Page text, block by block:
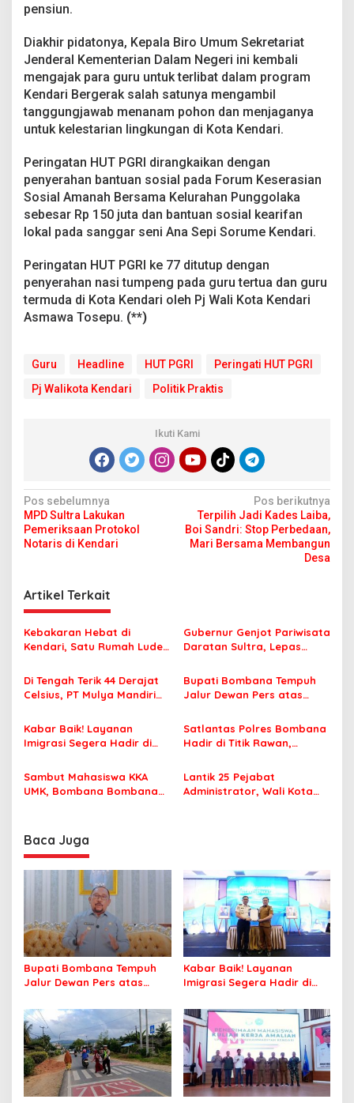
pensiun.
Diakhir pidatonya, Kepala Biro Umum Sekretariat
Jenderal Kementerian Dalam Negeri ini kembali
mengajak para guru untuk terlibat dalam program
Kendari Bergerak salah satunya mengambil
tanggungjawab menanam pohon dan menjaganya
untuk kelestarian lingkungan di Kota Kendari.
Peringatan HUT PGRI dirangkaikan dengan
penyerahan bantuan sosial pada Forum Keserasian
Sosial Amanah Bersama Kelurahan Punggolaka
sebesar Rp 150 juta dan bantuan sosial kearifan
lokal pada sanggar seni Ana Sepi Sorume Kendari.
Peringatan HUT PGRI ke 77 ditutup dengan
penyerahan nasi tumpeng pada guru tertua dan guru
termuda di Kota Kendari oleh Pj Wali Kota Kendari
Asmawa Tosepu. (**)
Guru Headline HUT PGRI
Peringati HUT PGRI
Pj Walikota Kendari
Politik Praktis
Ikuti Kami
N
a
v
g
a
s
i
p
o
s
Pos sebelumnya
MPD Sultra Lakukan
Pemeriksaan Protokol
Notaris di Kendari
Pos berikutnya
Terpilih Jadi Kades Laiba,
Boi Sandri: Stop Perbedaan,
Mari Bersama Membangun
Desa
Artikel Terkait
Kebakaran Hebat di
Kendari, Satu Rumah Ludes
Gubernur Genjot Pariwisata
Daratan Sultra, Lepas
Tiga Kabupaten Unggulan
Di Tengah Terik 44 Derajat
Celsius, PT Mulya Mandiri
Jamaah Tetap Sehat dan
Nyaman Beribadah
Bupati Bombana Tempuh
Jalur Dewan Pers atas
Korupsi Jembatan Cirauci II
Kabar Baik! Layanan
Imigrasi Segera Hadir di
Perlu Lagi ke Kendari
Satlantas Polres Bombana
Hadir di Titik Rawan,
Sekolah dengan Aman
Sambut Mahasiswa KKA
UMK, Bombana Bombana
Lantik 25 Pejabat
Administrator, Wali Kota
Baca Juga
Bupati Bombana Tempuh
Jalur Dewan Pers atas
Korupsi Jembatan Cirauci II
Kabar Baik! Layanan
Imigrasi Segera Hadir di
Perlu Lagi ke Kendari